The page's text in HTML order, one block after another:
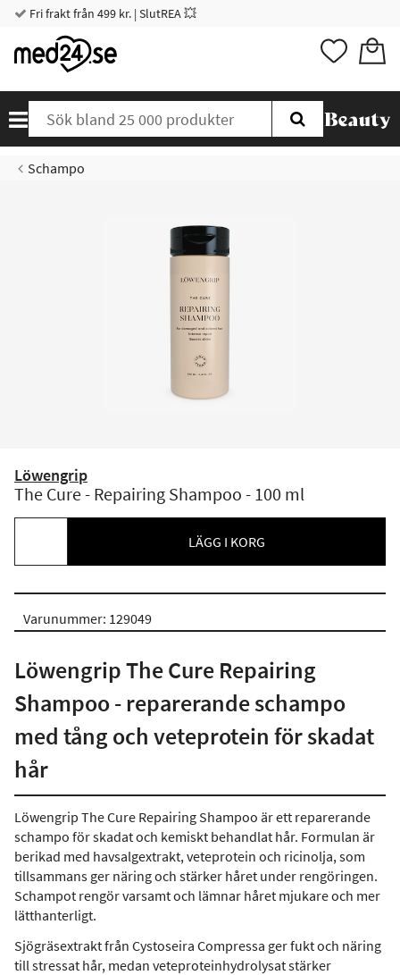
Fri frakt från 499 kr. | SlutREA 💥
Schampo
Löwengrip
The Cure - Repairing Shampoo - 100 ml
LÄGG I KORG
Varunummer: 129049
Löwengrip The Cure Repairing
Shampoo - reparerande schampo
med tång och veteprotein för skadat
hår
Löwengrip The Cure Repairing Shampoo är ett reparerande
schampo för skadat och kemiskt behandlat hår. Formulan är
berikad med havsalgextrakt, veteprotein och ricinolja, som
tillsammans ger näring och stärker håret under rengöringen.
Schampot rengör varsamt och lämnar håret mjukare och mer
lätthanterligt.
Sjögräsextrakt från Cystoseira Compressa ger fukt och näring
till stressat hår, medan veteproteinhydrolysat stärker